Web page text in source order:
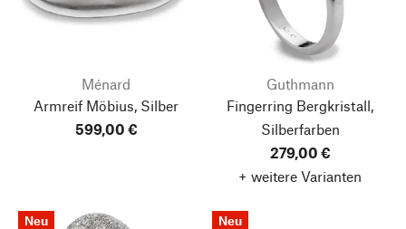
Ménard
Armreif Möbius, Silber
599,00 €
Guthmann
Fingerring Bergkristall,
Silberfarben
279,00 €
+ weitere Varianten
Neu Neu